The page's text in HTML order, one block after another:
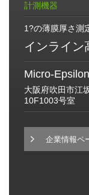
計測機器
1?の薄膜厚さ測
インライン
Micro-
大阪府吹田市江
10F1003号室
企業情報ペ